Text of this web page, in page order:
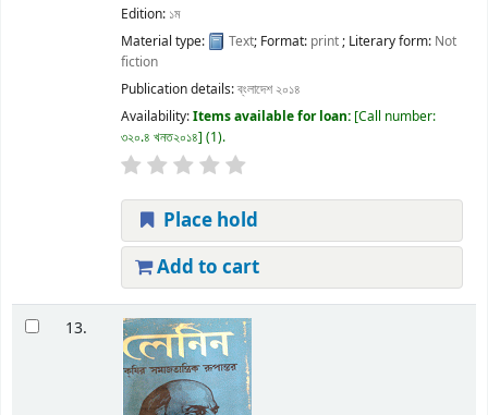
Edition: ১ম
Material type:
Text; Format: print; Literary form: Not
fiction
Publication details:ব্ংলাদেশ ২০১৪
Availability:Items available for loan: Call number:
৩২০.৪ খনত২০১৪ (1).
Place hold
Add to cart
13.